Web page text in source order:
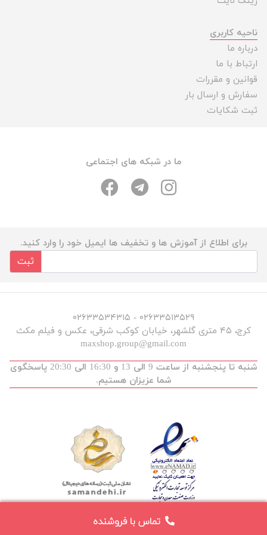
تماس با فروشنده
ناحیه کاربری
درباره ما
ارتباط با ما
قوانین و مقررات
سفارش و ارسال بار
ثبت شکایات
ما در شبکه های اجتماعی
برای اطلاع از آموزش ها و تخفیف ها ایمیل خود را وارد کنید.
ثبت
۰۲۶۳۳۵۱۳۵۲۹ - ۰۲۶۳۳۵۳۴۳۱۵
کرج، ۴۵ متری گلشهر، خیابان کوکب شرقی، عکس و فیلم مکث
maxshop.group@gmail.com
شنبه تا پنجشنبه از ساعت 9 الی 13 و 16:30 الی 20:30 پاسخگوی
شما عزیزان هستیم.
توسعه و طراحی :maxdev